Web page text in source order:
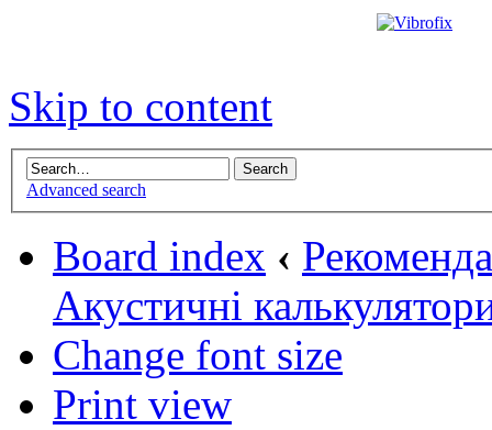
Skip to content
Advanced search
Board index ‹
Акустичні
Change font size
Print view